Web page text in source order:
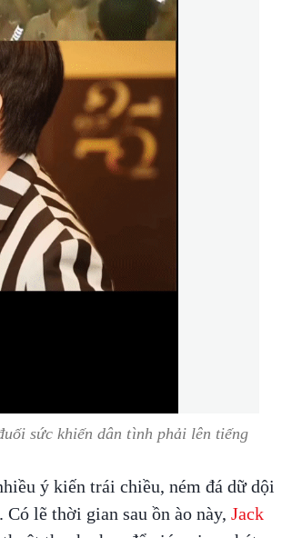
sức khiến dân tình phải lên tiếng
ý kiến trái chiều, ném đá dữ dội
lẽ thời gian sau ồn ào này, Jack